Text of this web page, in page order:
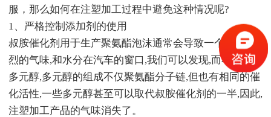
服，那么如何在注塑加工过程中避免这种情况呢?
1、严格控制添加剂的使用
叔胺催化剂用于生产聚氨酯泡沫通常会导致一个非常强
烈的气味,和水分在汽车的窗口,我们可以发现,而不是使用
多元醇,多元醇的组成不仅聚氨酯分子链,但也有相同的催
化活性,一些多元醇甚至可以取代叔胺催化剂的一半,因此,
注塑加工产品的气味消失了。